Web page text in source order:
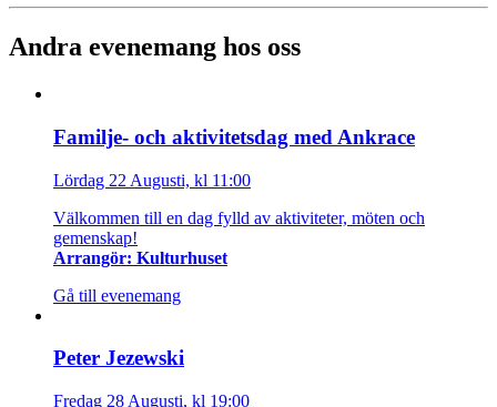
Andra evenemang hos oss
Familje- och aktivitetsdag med Ankrace
Lördag 22 Augusti, kl 11:00
Välkommen till en dag fylld av aktiviteter, möten och
gemenskap!
Arrangör: Kulturhuset
Gå till evenemang
Peter Jezewski
Fredag 28 Augusti, kl 19:00